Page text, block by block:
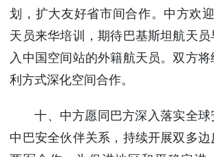
划，扩大友好省市间合作。中方欢
天员来华培训，期待巴基斯坦航天
入中国空间站的外籍航天员。双方
利方式深化空间合作。
十、中方愿同巴方深入落实全
中巴安全伙伴关系，持续开展双多